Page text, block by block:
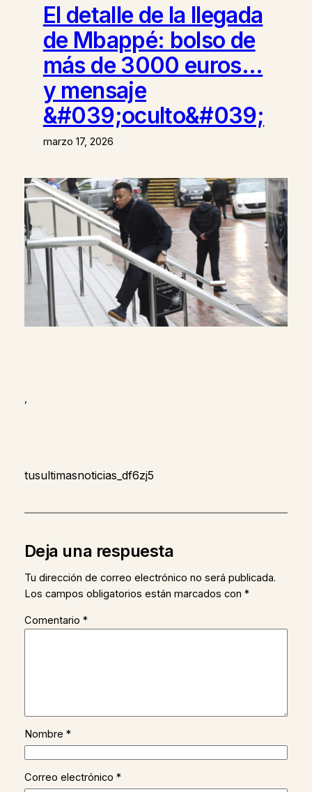
El detalle de la llegada
de Mbappé: bolso de
más de 3000 euros…
y mensaje
&#039;oculto&#039;
marzo 17, 2026
,
tusultimasnoticias_df6zj5
Deja una respuesta
Tu dirección de correo electrónico no será publicada.
Los campos obligatorios están marcados con *
Comentario *
Nombre *
Correo electrónico *